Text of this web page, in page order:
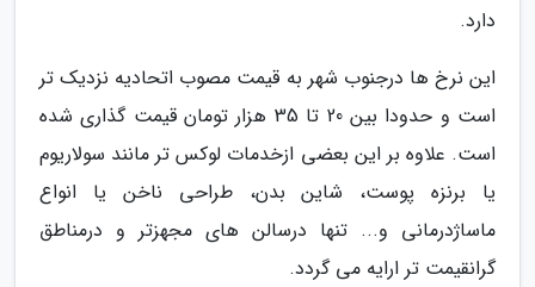
دارد.
این نرخ ها درجنوب شهر به قیمت مصوب اتحادیه نزدیک تر
است و حدودا بین 20 تا 35 هزار تومان قیمت گذاری شده
است. علاوه بر این بعضی ازخدمات لوکس تر مانند سولاریوم
یا برنزه پوست، شاین بدن، طراحی ناخن یا انواع
ماساژدرمانی و... تنها درسالن های مجهزتر و درمناطق
گرانقیمت تر ارایه می گردد.